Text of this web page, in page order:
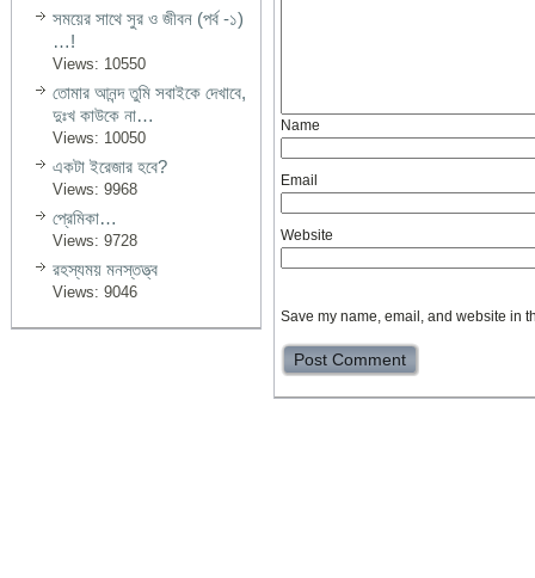
সময়ের সাথে সুর ও জীবন (পর্ব -১)
…!
Views: 10550
তোমার আনন্দ তুমি সবাইকে দেখাবে,
দুঃখ কাউকে না…
Views: 10050
একটা ইরেজার হবে?
Views: 9968
প্রেমিকা…
Views: 9728
রহস্যময় মনস্তত্ত্ব
Views: 9046
Name
Email
Website
Save my name, email, and website in